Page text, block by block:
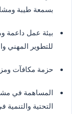
بسمعة طيبة
بيئة عمل داعمة
للتطوير المهني
حزمة مكافآت
المساهمة في
التحتية والتنمية